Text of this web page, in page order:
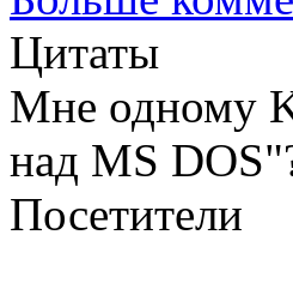
Цитаты
Мне одному
над MS
Посетители